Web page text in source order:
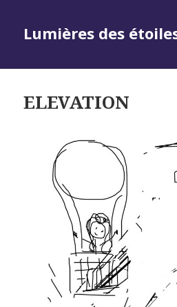
Lumières des
ELEVATION